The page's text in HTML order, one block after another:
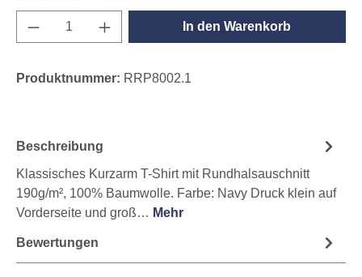
Produkt Anzahl: Gib den gewünschten
In den Warenkorb
Produktnummer: RRP8002.1
Beschreibung
Klassisches Kurzarm T-Shirt mit Rundhalsauschnitt
190g/m², 100% Baumwolle. Farbe: Navy Druck klein auf
Vorderseite und groß… Mehr
Bewertungen